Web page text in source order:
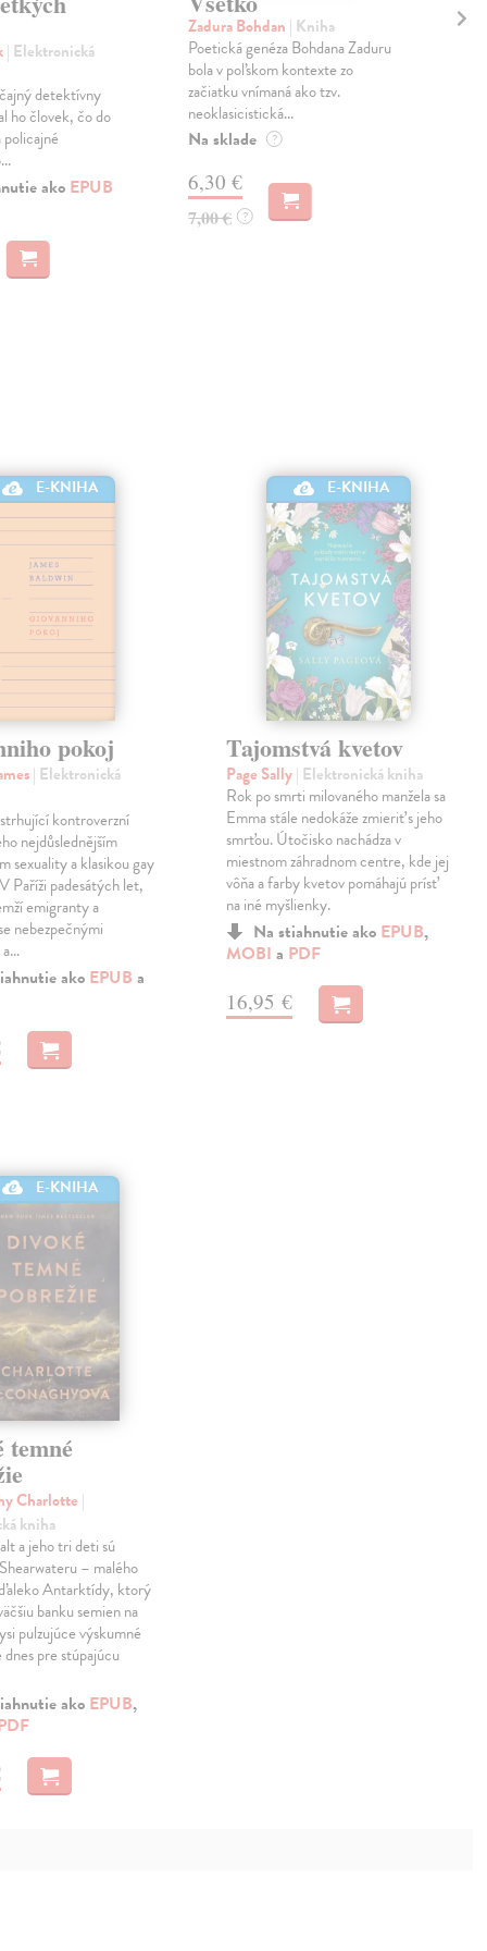
| Elektronická
detektívny
ho človek, čo do
policajné
ako EPUB
Zadura Bohdan | Kniha
Poetická genéza Bohdana Zaduru
bola v poľskom kontexte zo
začiatku vnímaná ako tzv.
neoklasicistická...
Na sklade ?
6,30 €
7,00 € ?
E-KNIHA
pokoj
| Elektronická
kontroverzní
nejdůslednějším
sexuality a klasikou gay
Paříži padesátých let,
emigranty a
nebezpečnými
a…
ako EPUB a
E-KNIHA
Tajomstvá kvetov
Page Sally| Elektronická kniha
Rok po smrti milovaného manžela sa
Emma stále nedokáže zmieriť s jeho
smrťou. Útočisko nachádza v
miestnom záhradnom centre, kde jej
vôňa a farby kvetov pomáhajú prísť
na iné myšlienky.
Na stiahnutie ako EPUB,
MOBI a PDF
16,95 €
E-KNIHA
temné
Charlotte |
kniha
a jeho tri deti sú
– malého
Antarktídy, ktorý
banku semien na
pulzujúce výskumné
pre stúpajúcu
ako EPUB,